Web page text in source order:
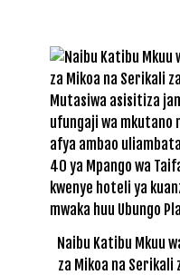
Naibu Katibu Mkuu
za Mikoa na Serikali